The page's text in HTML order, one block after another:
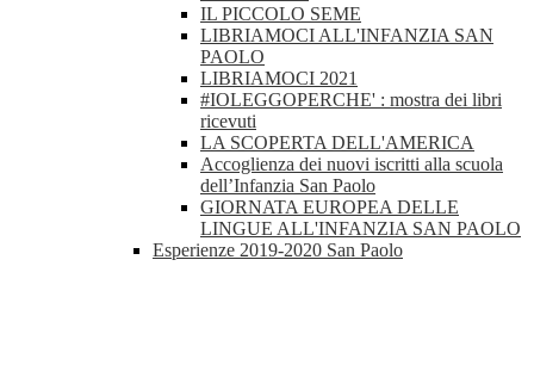
IL PICCOLO SEME
LIBRIAMOCI ALL'INFANZIA SAN
PAOLO
LIBRIAMOCI 2021
#IOLEGGOPERCHE' : mostra dei libri
ricevuti
LA SCOPERTA DELL'AMERICA
Accoglienza dei nuovi iscritti alla scuola
dell’Infanzia San Paolo
GIORNATA EUROPEA DELLE
LINGUE ALL'INFANZIA SAN PAOLO
Esperienze 2019-2020 San Paolo